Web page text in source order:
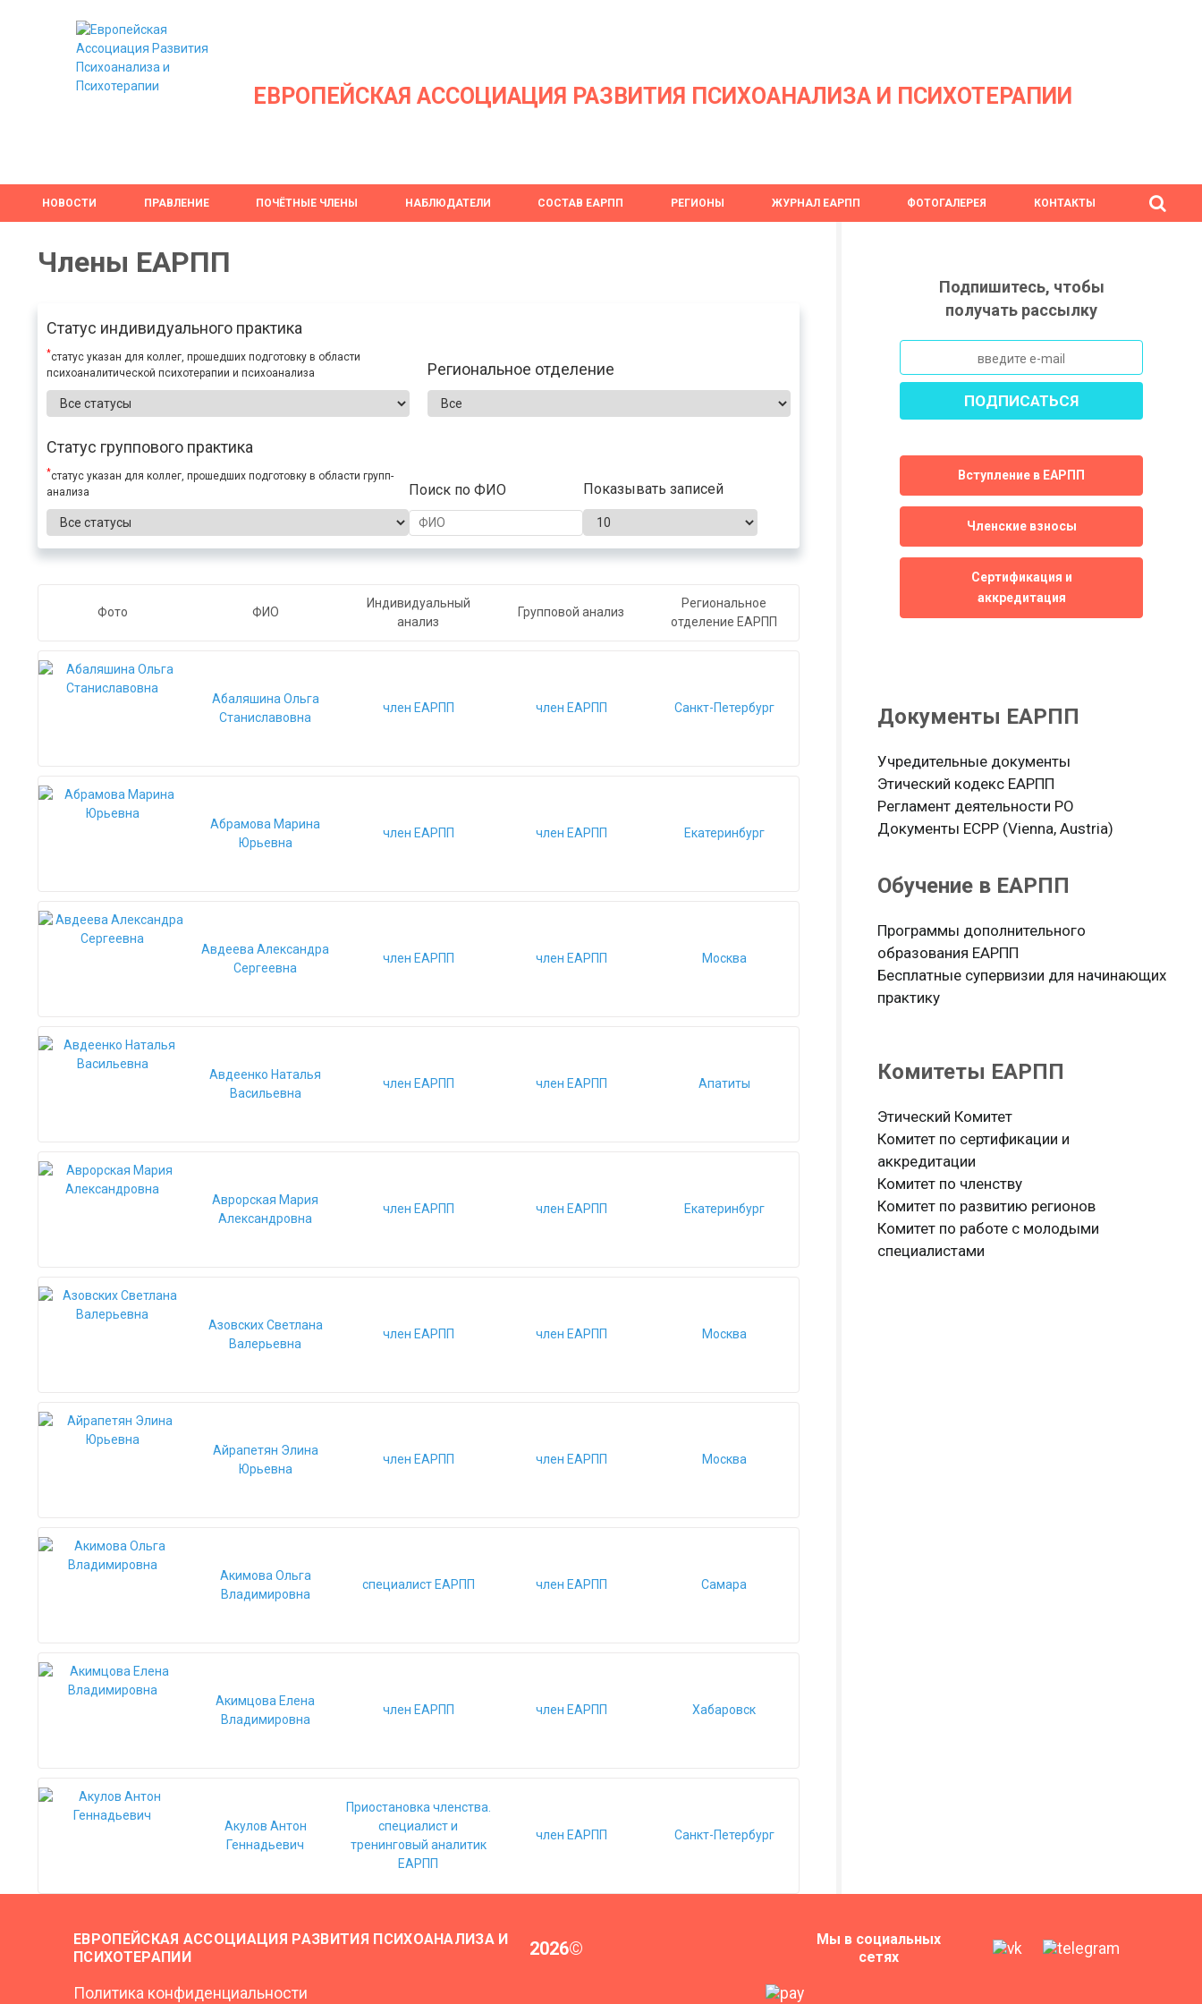
ЕВРОПЕЙСКАЯ АССОЦИАЦИЯ РАЗВИТИЯ ПСИХОАНАЛИЗА И ПСИХОТЕРАПИИ
НОВОСТИ ПРАВЛЕНИЕ ПОЧЁТНЫЕ ЧЛЕНЫ НАБЛЮДАТЕЛИ СОСТАВ ЕАРПП РЕГИОНЫ ЖУРНАЛ ЕАРПП ФОТОГАЛЕРЕЯ КОНТАКТЫ
Члены ЕАРПП
Статус индивидуального практика
*статус указан для коллег, прошедших подготовку в области
психоаналитической психотерапии и психоанализа
Региональное отделение
Статус группового практика
*статус указан для коллег, прошедших подготовку в области групп-
анализа
Поиск по ФИО Показывать записей
Фото ФИО
Индивидуальный
анализ
Групповой анализ
Региональное
отделение ЕАРПП
Абаляшина Ольга
Станиславовна
член ЕАРПП член ЕАРПП Санкт-Петербург
Абрамова Марина
Юрьевна
член ЕАРПП член ЕАРПП Екатеринбург
Авдеева Александра
Сергеевна
член ЕАРПП член ЕАРПП Москва
Авдеенко Наталья
Васильевна
член ЕАРПП член ЕАРПП Апатиты
Аврорская Мария
Александровна
член ЕАРПП член ЕАРПП Екатеринбург
Азовских Светлана
Валерьевна
член ЕАРПП член ЕАРПП Москва
Айрапетян Элина
Юрьевна
член ЕАРПП член ЕАРПП Москва
Акимова Ольга
Владимировна
специалист ЕАРПП член ЕАРПП Самара
Акимцова Елена
Владимировна
член ЕАРПП член ЕАРПП Хабаровск
Акулов Антон
Геннадьевич
Приостановка членства.
специалист и
тренинговый аналитик
ЕАРПП
член ЕАРПП Санкт-Петербург
Подпишитесь, чтобы
получать рассылку
Вступление в ЕАРПП
Членские взносы
Сертификация и
аккредитация
Документы ЕАРПП
Учредительные документы
Этический кодекс ЕАРПП
Регламент деятельности РО
Документы ЕСРР (Vienna, Austria)
Обучение в ЕАРПП
Программы дополнительного
образования ЕАРПП
Бесплатные супервизии для начинающих
практику
Комитеты ЕАРПП
Этический Комитет
Комитет по сертификации и
аккредитации
Комитет по членству
Комитет по развитию регионов
Комитет по работе с молодыми
специалистами
ЕВРОПЕЙСКАЯ АССОЦИАЦИЯ РАЗВИТИЯ ПСИХОАНАЛИЗА И
ПСИХОТЕРАПИИ
2026©
Мы в социальных
сетях
Политика конфиденциальности